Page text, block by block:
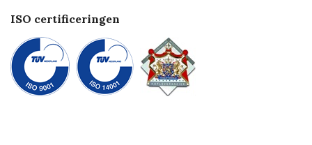
ISO certificeringen